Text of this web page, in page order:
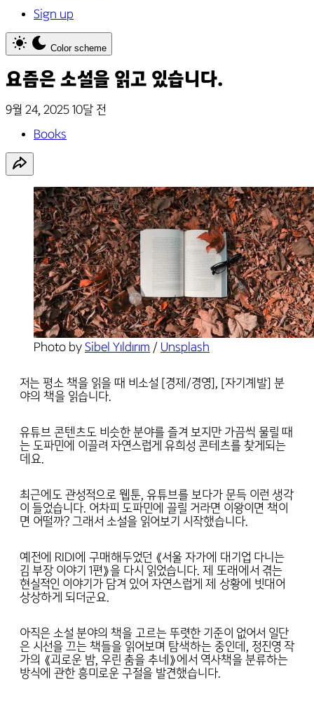
Sign up
Color scheme
요즘은 소설을 읽고 있습니다.
9월 24, 2025 10달 전
Books
Photo by Sibel Yıldırım / Unsplash
저는 평소 책을 읽을 때 비소설 [경제/경영], [자기계발] 분
야의 책을 읽습니다.
유튜브 콘텐츠도 비슷한 분야를 즐겨 보지만 가끔씩 물릴 때
는 도파민에 이끌려 자연스럽게 유희성 콘테츠를 찾게되는
데요.
최근에도 관성적으로 웹툰, 유튜브를 보다가 문득 이런 생각
이 들었습니다. 어차피 도파민에 끌릴 거라면 이왕이면 책이
면 어떨까? 그래서 소설을 읽어보기 시작했습니다.
예전에 RIDI에 구매해두었던 《서울 자가에 대기업 다니는
김 부장 이야기 1편》을 다시 읽었습니다. 제 또래에서 겪는
현실적인 이야기가 담겨 있어 자연스럽게 제 상황에 빗대어
상상하게 되더군요.
아직은 소설 분야의 책을 고르는 뚜렷한 기준이 없어서 일단
은 시선을 끄는 책들을 읽어보며 탐색하는 중인데, 정진영 작
가의 《괴로운 밤, 우린 춤을 추네》에서 역사책을 분류하는
방식에 관한 흥미로운 구절을 발견했습니다.